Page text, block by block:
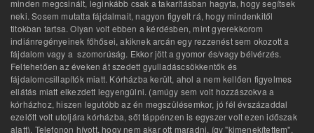
minden megcsinált, leginkább csak a takarításban hagyta, hogy segítsek
neki. Sosem mutatta fájdalmait, nagyon figyelt rá, hogy mindenkitől
titokban tartsa. Olyan volt ebben a kérdésben, mint gyerekkorom
indiánregényeinek főhősei, akiknek arcán egy rezzenést sem okozott a
fájdalom vagy a szomorúság. Ekkor jött a gyomor és/vagy bélvérzés.
Feltehetően az éveken át szedett gyulladáscsökkentők és
fájdalomcsillapítók miatt. Kórházba került, ahol a nem kellően figyelmes
ellátás miatt elkezdett legyengülni. (amúgy sem volt hozzászokva a
kórházhoz, hiszen legutóbb az én megszülésemkor, jó fél évszázaddal
ezelőtt volt utoljára kórházba, sőt táppénzen is egyszer volt ezen időszak
alatt). Telefonon hívott, hogy nem akar ott maradni, így "kimenekítettem".